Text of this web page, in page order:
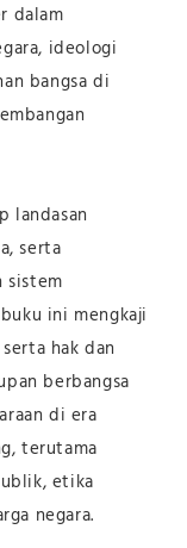
dalam
ideologi
bangsa di
landasan
serta
sistem
ini mengkaji
hak dan
berbangsa
di era
terutama
etika
negara.